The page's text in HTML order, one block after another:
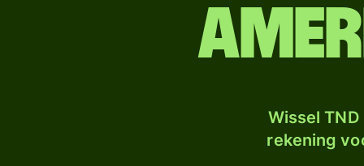
Wissel
rekening